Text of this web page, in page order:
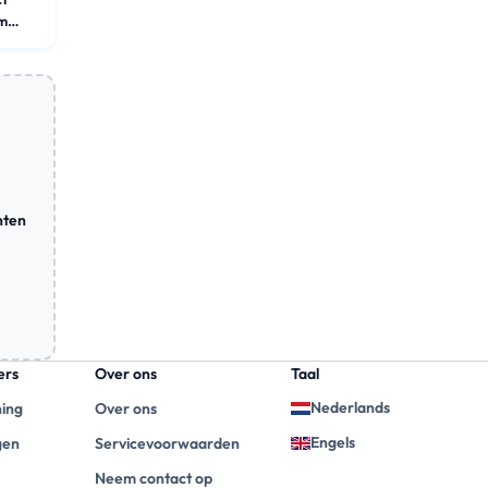
Appartement
Over ons
Over ons
Servicevoorwaarden
Neem contact op
Taal
Nederlands
Engels